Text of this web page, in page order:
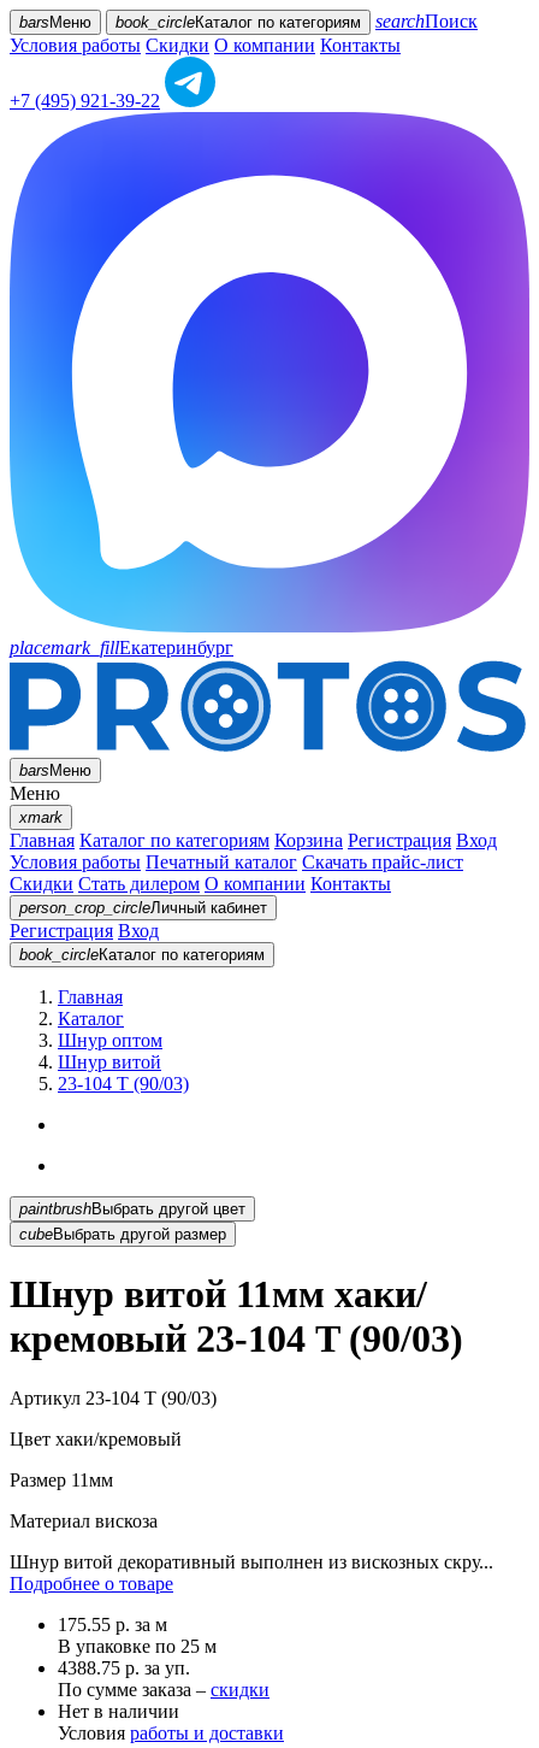
bars Меню book_circleКаталог по категориям searchПоиск
Условия работы Скидки О компании Контакты
+7 (495) 921-39-22
placemark_fillЕкатеринбург
barsМеню
Меню
xmark
Главная Каталог по категориям Корзина Регистрация Вход
Условия работы Печатный каталог Скачать прайс-лист
Скидки Стать дилером О компании Контакты
person_crop_circleЛичный кабинет
Регистрация Вход
book_circleКаталог по категориям
Главная
Каталог
Шнур оптом
Шнур витой
23-104 T (90/03)
paintbrush
Выбрать другой цвет
cubeВыбрать другой размер
Шнур витой 11мм хаки/
кремовый 23-104 T (90/03)
Артикул 23-104 T (90/03)
Цвет хаки/кремовый
Размер 11мм
Материал вискоза
Шнур витой декоративный выполнен из вискозных скру...
Подробнее о товаре
175.55 р. за м
В упаковке по 25 м
4388.75 р. за уп.
По сумме заказа – скидки
Нет в наличии
Условия работы и доставки